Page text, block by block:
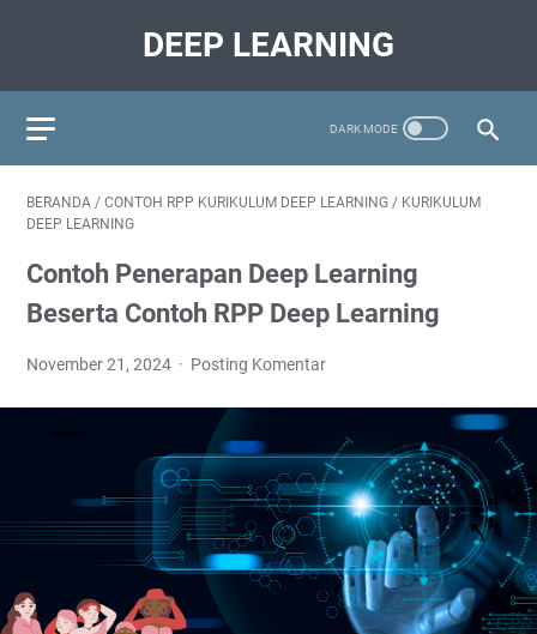
DEEP LEARNING
BERANDA / CONTOH RPP KURIKULUM DEEP LEARNING / KURIKULUM
DEEP LEARNING
Contoh Penerapan Deep Learning
Beserta Contoh RPP Deep Learning
November 21, 2024 Posting Komentar